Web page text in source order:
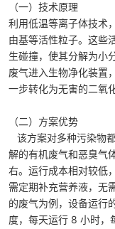
（一）技术原理
利用低温等离子体技术
由基等活性粒子。这些
生碰撞，使其分解为小
废气进入生物净化装置
一步转化为无害的二氧
（二）方案优势
该方案对多种污染物
解的有机废气和恶臭气
右。运行成本相对较低
需定期补充营养液，无
的废气为例，设备运行
度，每天运行 8 小时，